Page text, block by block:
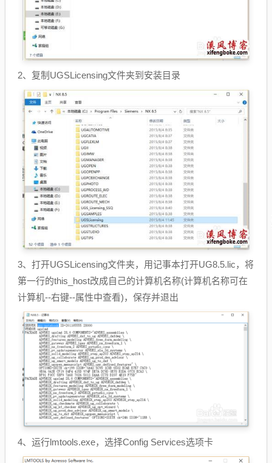
2、复制UGSLicensing文件夹到安装目录
3、打开UGSLicensing文件夹，用记事本打开UG8.5.lic，将
第一行的this_host改成自己的计算机名称(计算机名称可在
计算机--右键--属性中查看)，保存并退出
4、运行lmtools.exe，选择Config Services选项卡